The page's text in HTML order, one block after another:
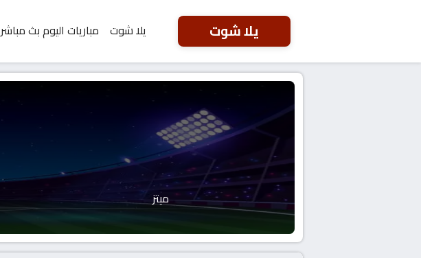
يلا شوت يلا شوت مباريات اليوم بث مباشر
ميتز